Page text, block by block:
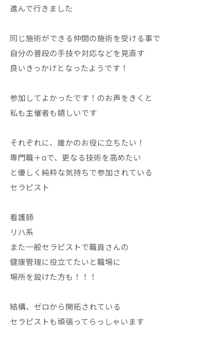
進んで行きました
同じ施術ができる仲間の施術を受ける事で
自分の普段の手技や対応などを見直す
良いきっかけとなったようです！
参加してよかったです！のお声をきくと
私も主催者も嬉しいです
それぞれに、誰かのお役に立ちたい！
専門職＋αで、更なる技術を高めたい
と優しく純粋な気持ちで参加されている
セラピスト
看護師
リハ系
また一般セラピストで職員さんの
健康管理に役立てたいと職場に
場所を設けた方も！！！
結構、ゼロから開拓されている
セラピストも頑張ってらっしゃいます